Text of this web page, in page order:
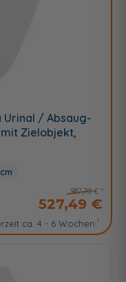
Urinal / Absaug-
Zielobjekt,
987,70 €
527,49 €
ca. 4 - 6 Wochen